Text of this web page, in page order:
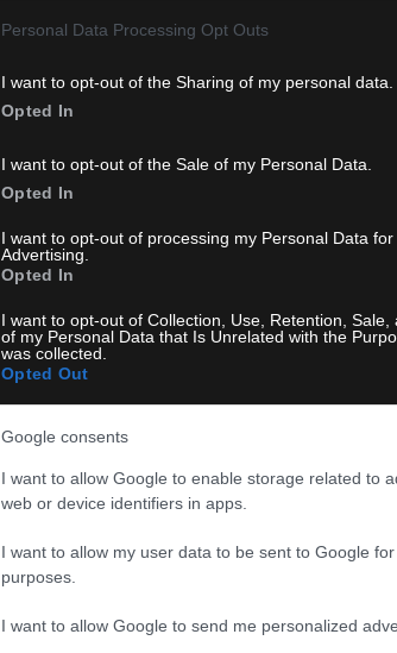
Personal Data Processing Opt Outs
I want to opt-out of the Sharing of my personal data.
Opted In
I want to opt-out of the Sale of my Personal Data.
Opted In
I want to opt-out of processing my Personal Data for
Advertising.
Opted In
I want to opt-out of Collection, Use, Retention, Sale,
of my Personal Data that Is Unrelated with the
was collected.
Opted Out
Google consents
I want to allow Google to enable storage related to
web or device identifiers in apps.
I want to allow my user data to be sent to Google
purposes.
I want to allow Google to send me personalized